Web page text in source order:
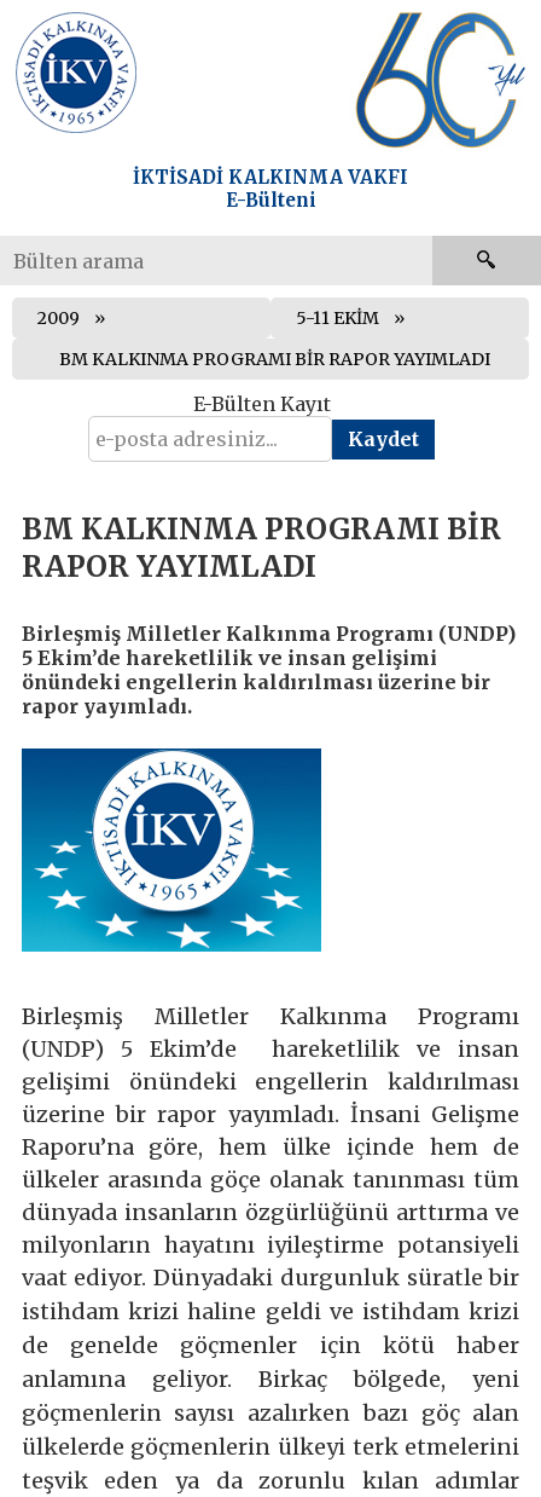
İKTİSADİ KALKINMA VAKFI
E-Bülteni
2009
5-11 EKİM
BM KALKINMA PROGRAMI BİR RAPOR YAYIMLADI
E-Bülten Kayıt
BM KALKINMA PROGRAMI BİR
RAPOR YAYIMLADI
Birleşmiş Milletler Kalkınma Programı (UNDP)
5 Ekim’de hareketlilik ve insan gelişimi
önündeki engellerin kaldırılması üzerine bir
rapor yayımladı.
Birleşmiş Milletler Kalkınma Programı
(UNDP) 5 Ekim’de hareketlilik ve insan
gelişimi önündeki engellerin kaldırılması
üzerine bir rapor yayımladı. İnsani Gelişme
Raporu’na göre, hem ülke içinde hem de
ülkeler arasında göçe olanak tanınması tüm
dünyada insanların özgürlüğünü arttırma ve
milyonların hayatını iyileştirme potansiyeli
vaat ediyor.Dünyadaki durgunluk süratle bir
istihdam krizi haline geldi ve istihdam krizi
de genelde göçmenler için kötü haber
anlamına geliyor. Birkaç bölgede, yeni
göçmenlerin sayısı azalırken bazı göç alan
ülkelerde göçmenlerin ülkeyi terk etmelerini
teşvik eden ya da zorunlu kılan adımlar